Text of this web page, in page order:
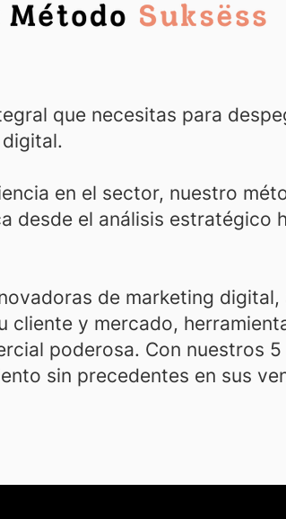
que necesitas para
en el sector, nuestro
desde el análisis estratégico
de marketing
y mercado,
poderosa. Con nuestros
sin precedentes en sus